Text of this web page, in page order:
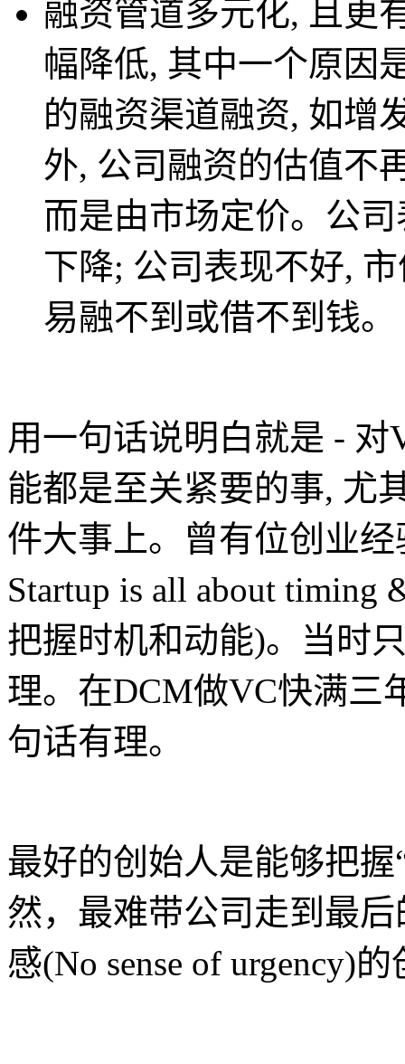
融资管道多元化, 且更
幅降低, 其中一个原因
的融资渠道融资, 如增
外, 公司融资的估值不
而是由市场定价。公
下降; 公司表现不好,
易融不到或借不到钱。
用一句话说明白就是 -
能都是至关紧要的事, 尤
件大事上。曾有位创业
Startup is all about timing
把握时机和动能)。当时
理。在DCM做VC快满三
句话有理。
最好的创始人是能够把握
然，最难带公司走到最
感(No sense of urgency)